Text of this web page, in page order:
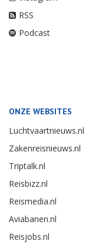
RSS
Podcast
ONZE WEBSITES
Luchtvaartnieuws.nl
Zakenreisnieuws.nl
Triptalk.nl
Reisbizz.nl
Reismedia.nl
Aviabanen.nl
Reisjobs.nl